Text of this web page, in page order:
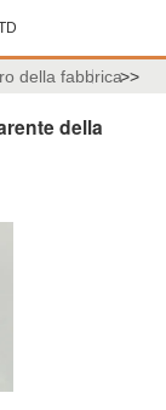
della fabbrica>>
della